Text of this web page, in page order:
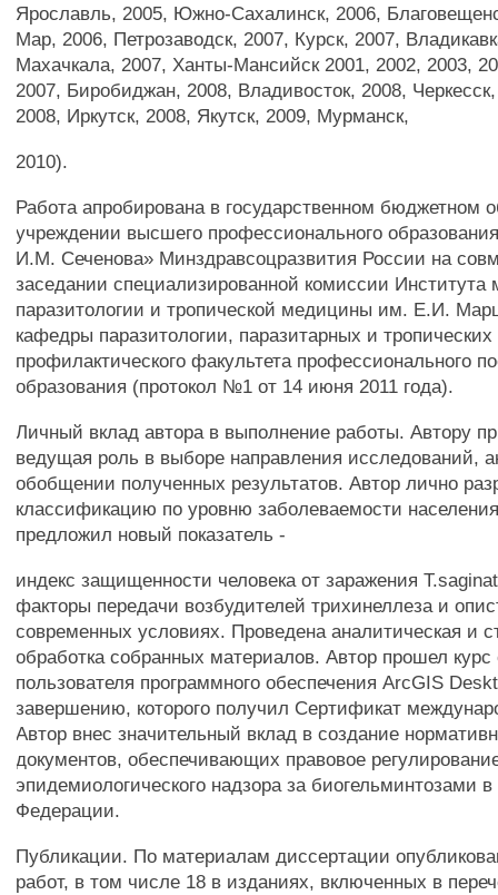
Ярославль, 2005, Южно-Сахалинск, 2006,
Мар, 2006, Петрозаводск, 2007, Курск, 2007,
Махачкала, 2007, Ханты-Мансийск 2001, 2002, 2003,
2007, Биробиджан, 2008, Владивосток, 2008,
2008, Иркутск, 2008, Якутск, 2009, Мурманск,
2010).
Работа апробирована в государственном бюджетном
учреждении высшего профессионального
И.М. Сеченова» Минздравсоцразвития России на
заседании специализированной комиссии Института
паразитологии и тропической медицины им. Е.И.
кафедры паразитологии, паразитарных и
профилактического факультета профессионального
образования (протокол №1 от 14 июня 2011 года).
Личный вклад автора в выполнение работы. Автору
ведущая роль в выборе направления исследований,
обобщении полученных результатов. Автор лично
классификацию по уровню заболеваемости
предложил новый показатель -
индекс защищенности человека от заражения
факторы передачи возбудителей трихинеллеза и
современных условиях. Проведена аналитическая и
обработка собранных материалов. Автор прошел курс
пользователя программного обеспечения ArcGIS
завершению, которого получил Сертификат
Автор внес значительный вклад в создание
документов, обеспечивающих правовое
эпидемиологического надзора за биогельминтозами
Федерации.
Публикации. По материалам диссертации
работ, в том числе 18 в изданиях, включенных в